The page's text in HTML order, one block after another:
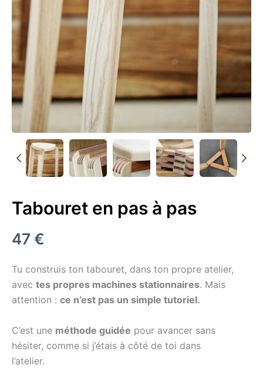
Tabouret en pas à pas
Maintenant
47 €
Tu construis ton tabouret, dans ton propre atelier,
avec tes propres machines stationnaires. Mais
attention : ce n’est pas un simple tutoriel.
C’est une méthode guidée pour avancer sans
hésiter, comme si j’étais à côté de toi dans
l’atelier.